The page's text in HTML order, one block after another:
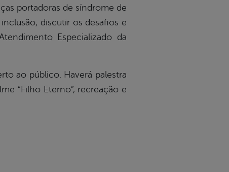
portadoras de síndrome de
discutir os desafios e
Especializado da
ao público. Haverá palestra
“Filho Eterno”, recreação e